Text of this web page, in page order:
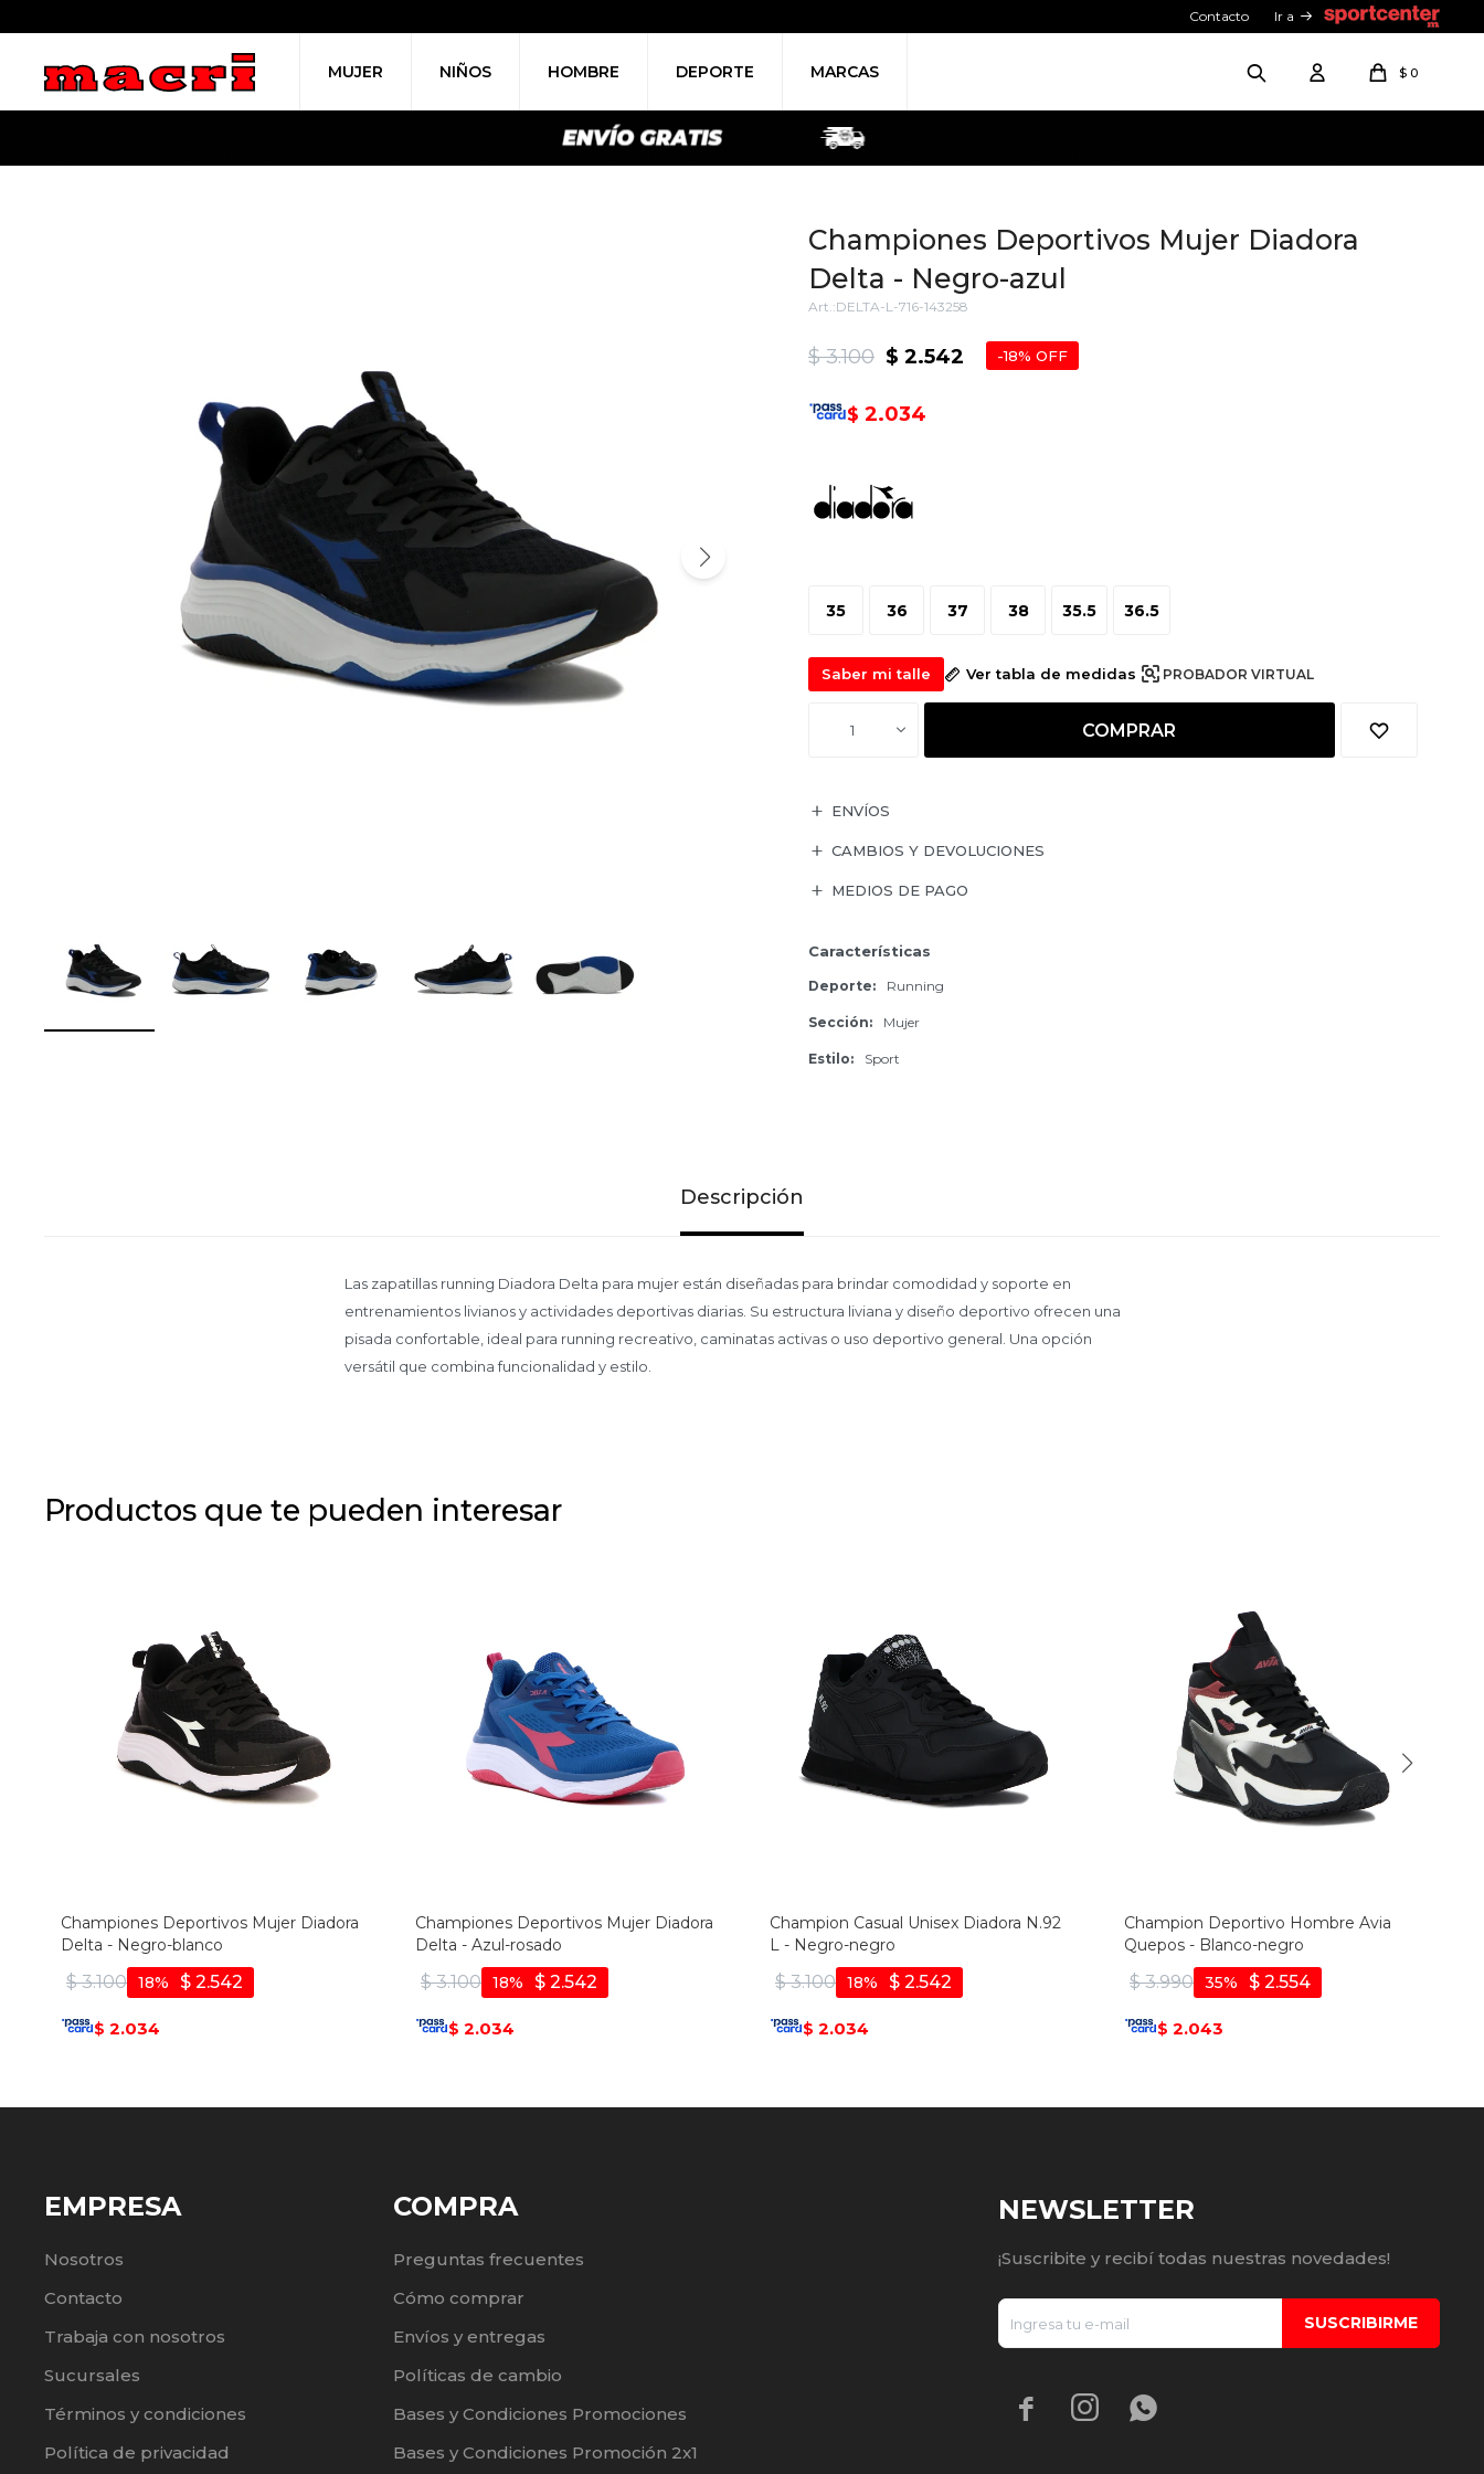
MUJER NIÑOS HOMBRE DEPORTE MARCAS $ 0
Contacto Ir a
Championes Deportivos Mujer Diadora
Delta - Negro-azul
DELTA-L-716-143258
$ 2.542
$ 3.100 18
$ 2.034
35 36 37 38 35.5 36.5
Saber mi talle Ver tabla de medidas PROBADOR VIRTUAL
1 COMPRAR
ENVÍOS
CAMBIOS Y DEVOLUCIONES
MEDIOS DE PAGO
Características
Deporte Running
Sección Mujer
Estilo Sport
Descripción
Las zapatillas running Diadora Delta para mujer están diseñadas para brindar comodidad y soporte en
entrenamientos livianos y actividades deportivas diarias. Su estructura liviana y diseño deportivo ofrecen una
pisada confortable, ideal para running recreativo, caminatas activas o uso deportivo general. Una opción
versátil que combina funcionalidad y estilo.
Productos que te pueden interesar
Championes Deportivos Mujer Diadora
Delta - Negro-blanco
$ 3.100 $ 2.542
18
$ 2.034
Championes Deportivos Mujer Diadora
Delta - Azul-rosado
$ 3.100 $ 2.542
18
$ 2.034
Champion Casual Unisex Diadora N.92
L - Negro-negro
$ 3.100 $ 2.542
18
$ 2.034
Champion Deportivo Hombre Avia
Quepos - Blanco-negro
$ 3.990 $ 2.554
35
$ 2.043
EMPRESA
Nosotros
Contacto
Trabaja con nosotros
Sucursales
Términos y condiciones
Política de privacidad
COMPRA
Preguntas frecuentes
Cómo comprar
Envíos y entregas
Políticas de cambio
Bases y Condiciones Promociones
Bases y Condiciones Promoción 2x1
NEWSLETTER
¡Suscribite y recibí todas nuestras novedades!
SUSCRIBIRME
  